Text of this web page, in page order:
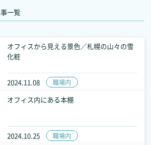
一覧
2024.11.08 職場内
オフィスから見える景色／札幌の山々の雪
化粧
2024.10.25 職場内
オフィス内にある本棚